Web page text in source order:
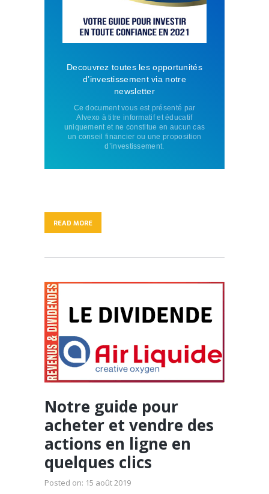
Decouvrez toutes les opportunités
d’investissement via notre
newsletter
Ce document vous est présenté par
Alvexo à titre informatif et éducatif
uniquement et ne constitue en aucun cas
un conseil financier ou une proposition
d’investissement.
READ MORE
Notre guide pour
acheter et vendre des
actions en ligne en
quelques clics
Posted on: 15 août 2019